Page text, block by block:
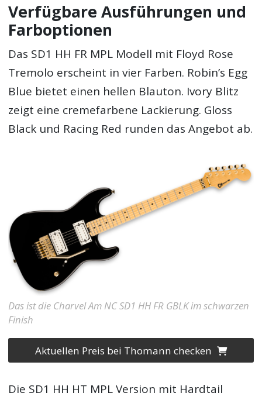
Verfügbare Ausführungen und
Farboptionen
Das SD1 HH FR MPL Modell mit Floyd Rose
Tremolo erscheint in vier Farben. Robin’s Egg
Blue bietet einen hellen Blauton. Ivory Blitz
zeigt eine cremefarbene Lackierung. Gloss
Black und Racing Red runden das Angebot ab.
Das ist die Charvel Am NC SD1 HH FR GBLK im schwarzen
Finish
Aktuellen Preis bei Thomann checken
Die SD1 HH HT MPL Version mit Hardtail